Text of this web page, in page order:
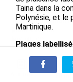
INTERVIEW. À
tourisme
plein essor...
le 04/08/2026
Prix à la
progression en
À la une
Taina dans la
Polynésie, et le
Martinique.
Plages
Beach), Plage
Méridien,